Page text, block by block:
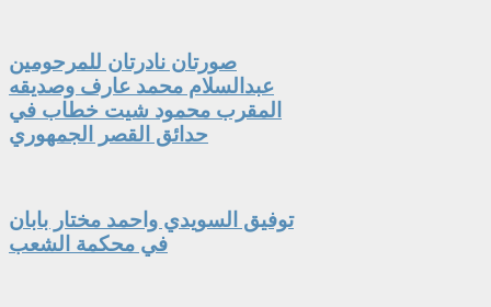
صورتان نادرتان للمرحومين
عبدالسلام محمد عارف وصديقه
المقرب محمود شيت خطاب في
حدائق القصر الجمهوري
توفيق السويدي واحمد مختار بابان
في محكمة الشعب